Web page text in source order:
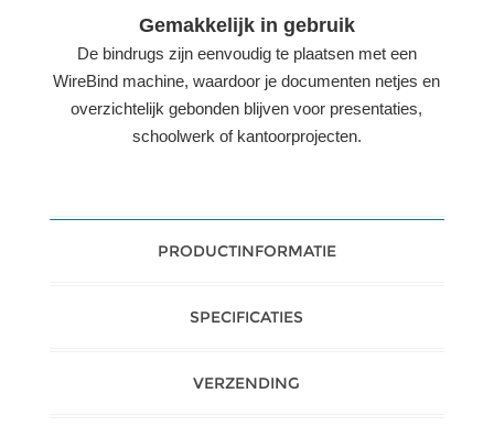
Gemakkelijk in gebruik
De bindrugs zijn eenvoudig te plaatsen met een
WireBind machine, waardoor je documenten netjes en
overzichtelijk gebonden blijven voor presentaties,
schoolwerk of kantoorprojecten.
PRODUCTINFORMATIE
SPECIFICATIES
VERZENDING